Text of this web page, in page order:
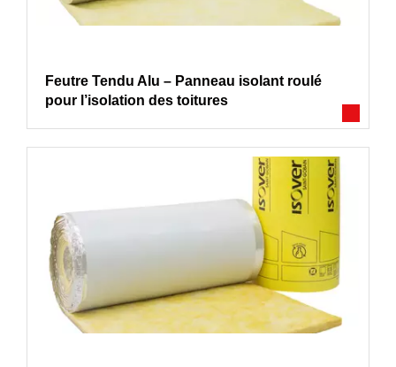
Feutre Tendu Alu – Panneau isolant roulé
pour l’isolation des toitures